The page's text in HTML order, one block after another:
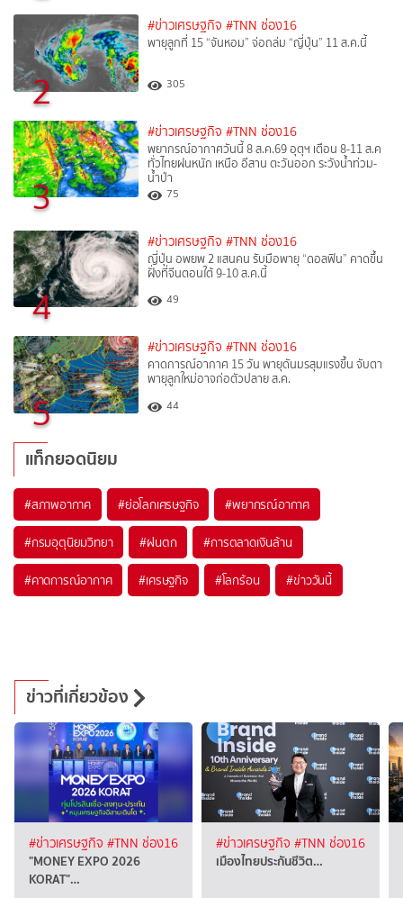
2
#ข่าวเศรษฐกิจ #TNN ช่อง16
พายุลูกที่ 15 “จันหอม” จ่อถล่ม “ญี่ปุ่น” 11 ส.ค.นี้
305
3
#ข่าวเศรษฐกิจ #TNN ช่อง16
พยากรณ์อากาศวันนี้ 8 ส.ค.69 อุตุฯ เตือน 8-11 ส.ค
ทั่วไทยฝนหนัก เหนือ อีสาน ตะวันออก ระวังน้ำท่วม-
น้ำป่า
75
4
#ข่าวเศรษฐกิจ #TNN ช่อง16
ญี่ปุ่น อพยพ 2 แสนคน รับมือพายุ “ดอลฟิน” คาดขึ้น
ฝั่งที่จีนตอนใต้ 9-10 ส.ค.นี้
49
5
#ข่าวเศรษฐกิจ #TNN ช่อง16
คาดการณ์อากาศ 15 วัน พายุดันมรสุมแรงขึ้น จับตา
พายุลูกใหม่อาจก่อตัวปลาย ส.ค.
44
แท็กยอดนิยม
#สภาพอากาศ #ย่อโลกเศรษฐกิจ #พยากรณ์อากาศ
#กรมอุตุนิยมวิทยา #ฝนตก #การตลาดเงินล้าน
#คาดการณ์อากาศ #เศรษฐกิจ #โลกร้อน #ข่าววันนี้
ข่าวที่เกี่ยวข้อง
#ข่าวเศรษฐกิจ #TNN ช่อง16
"MONEY EXPO 2026
KORAT"…
#ข่าวเศรษฐกิจ #TNN ช่อง16
เมืองไทยประกันชีวิต…